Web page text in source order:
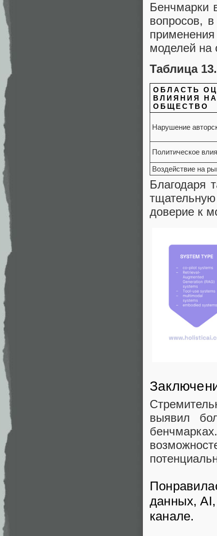
Бенчмарки
вопросов,
моделей на
Таблица
ОБЛАСТЬ
ВЛИЯНИЯ
ОБЩЕСТВО
Нарушение
Политическое
Воздействие на
Благодаря
доверие к
выявил
данных,
канале.